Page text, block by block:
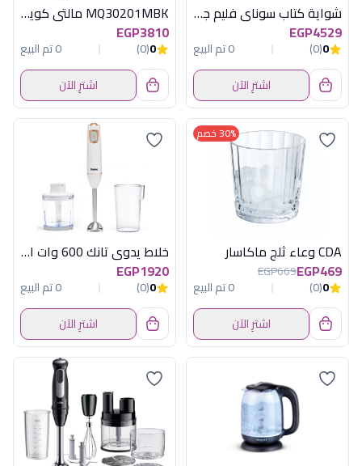
شواية كتاب سوناى فليم جرانيت تركى احمر
EGP4529
0
(0)
0 تم البيع
اشترِ الآن
MQ30201MBK مالتى كويك 900 وات اسود براون
EGP3810
0
(0)
0 تم البيع
اشترِ الآن
30% خصم
CDA وعاء ثلج ماكاسار
EGP469
EGP669
0
(0)
0 تم البيع
اشترِ الآن
خلاط يدوى تانك 600 وات ابيض
EGP1920
0
(0)
0 تم البيع
اشترِ الآن